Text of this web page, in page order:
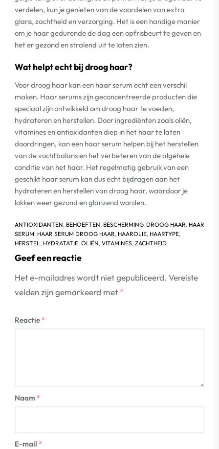
verdelen, kun je genieten van de voordelen van extra
glans, zachtheid en verzorging. Het is een handige manier
om je haar gedurende de dag een opfrisbeurt te geven en
het er gezond en stralend uit te laten zien.
Wat helpt echt bij droog haar?
Voor droog haar kan een haar serum echt een verschil
maken. Haar serums zijn geconcentreerde producten die
speciaal zijn ontwikkeld om droog haar te voeden,
hydrateren en herstellen. Door ingrediënten zoals oliën,
vitamines en antioxidanten diep in het haar te laten
doordringen, kan een haar serum helpen bij het herstellen
van de vochtbalans en het verbeteren van de algehele
conditie van het haar. Het regelmatig gebruik van een
geschikt haar serum kan dus echt bijdragen aan het
hydrateren en herstellen van droog haar, waardoor je
lokken weer gezond en glanzend worden.
ANTIOXIDANTEN, BEHOEFTEN, BESCHERMING, DROOG HAAR, HAAR
SERUM, HAAR SERUM DROOG HAAR, HAAROLIE, HAARTYPE,
HERSTEL , HYDRATATIE, OLIËN, VITAMINES, ZACHTHEID
Geef een reactie
Het e-mailadres wordt niet gepubliceerd. Vereiste
velden zijn gemarkeerd met *
Reactie *
Naam *
E-mail *